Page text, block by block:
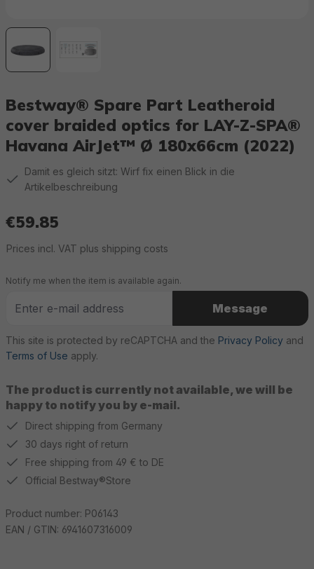
Bestway® Spare Part Leatheroid
cover braided optics for LAY-Z-SPA®
Havana AirJet™ Ø 180x66cm (2022)
Damit es gleich sitzt: Wirf fix einen Blick in die
Artikelbeschreibung
€59.85
Prices incl. VAT plus shipping costs
The product is currently not available, we will be
happy to notify you by e-mail.
Notify me when the item is available again.
Message
This site is protected by reCAPTCHA and the Privacy Policy and
Terms of Use apply.
Direct shipping from Germany
30 days right of return
Free shipping from 49 € to DE
Official Bestway®Store
Product number: P06143
EAN / GTIN: 6941607316009